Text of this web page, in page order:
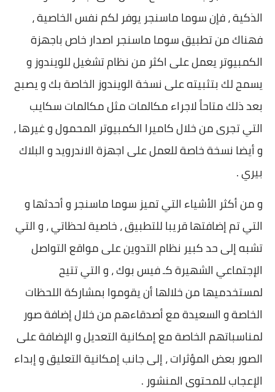
الذكية ، فإن سوما ماسنجر يوفر لكم نفس الخاصية ،
فهناك من تطبيق سوما ماسنجر اصدار خاص باجهزة
الكمبيوتر يعمل على اكثر من نظام تشغيل للويندوز و
يسمح لك بتثبيته على نسخة الويندوز الخاصة بك و يصبح
بعد ذلك متاحاً لاجراء مكالمات مثل مكالمات سكايب
التي تجرى من خلال كاميرا الكمبيوتر المحمول و غيرها ،
و أيضا نسخة خاصة للعمل على اجهزة الاندرويد و البلاك
بيري .
و من أكثر الأشياء التي تميز سوما ماسنجر و أحدثها و
التي تم إضافتها قريبا للتطبيق ، خاصية لحظاتي ، و التي
تشبه إلى حد كبير نظام التدوين على مواقع التواصل
الإجتماعي الشهيرة كـ فيس بوك ، و التي تتيح
لمستخدميها من خلالها أن يقوموا بمشاركة اللحظات
الخاصة و السعيدة مع أصدقاءهم من خلال إضافة صور
لمناسباتهم الخاصة مع إمكانية التعديل و الإضافة على
الصور بعض المؤثرات ، إلى جانب إمكانية التعليق و إبداء
الإعجاب للمحتوى المنشور .